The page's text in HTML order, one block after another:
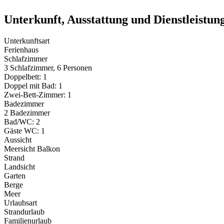
Unterkunft, Ausstattung und
Unterkunftsart
Ferienhaus
Schlafzimmer
3 Schlafzimmer, 6 Personen
Doppelbett: 1
Doppel mit Bad: 1
Zwei-Bett-Zimmer: 1
Badezimmer
2 Badezimmer
Bad/WC: 2
Gäste WC: 1
Aussicht
Meersicht Balkon
Strand
Landsicht
Garten
Berge
Meer
Urlaubsart
Strandurlaub
Familienurlaub